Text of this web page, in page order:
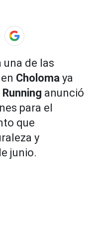
una de las
Choloma ya
anunció
para el
que
y
junio.